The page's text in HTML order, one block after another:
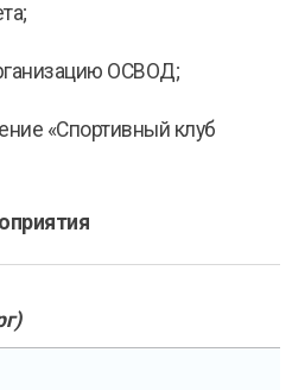
ОСВОД;
«Спортивный клуб